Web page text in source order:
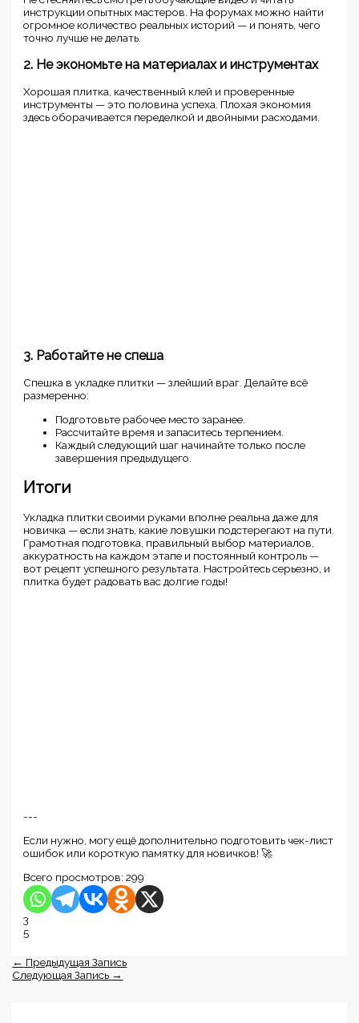
инструкции опытных мастеров. На форумах можно найти
огромное количество реальных историй — и понять, чего
точно лучше не делать.
2. Не экономьте на материалах и инструментах
Хорошая плитка, качественный клей и проверенные
инструменты — это половина успеха. Плохая экономия
здесь оборачивается переделкой и двойными расходами.
3. Работайте не спеша
Спешка в укладке плитки — злейший враг. Делайте всё
размеренно:
Подготовьте рабочее место заранее.
Рассчитайте время и запаситесь терпением.
Каждый следующий шаг начинайте только после
завершения предыдущего.
Итоги
Укладка плитки своими руками вполне реальна даже для
новичка — если знать, какие ловушки подстерегают на пути.
Грамотная подготовка, правильный выбор материалов,
аккуратность на каждом этапе и постоянный контроль —
вот рецепт успешного результата. Настройтесь серьезно, и
плитка будет радовать вас долгие годы!
---
Если нужно, могу ещё дополнительно подготовить чек-лист
ошибок или короткую памятку для новичков! 🚀
Всего просмотров: 299
3
5
← Предыдущая Запись
Следующая Запись →